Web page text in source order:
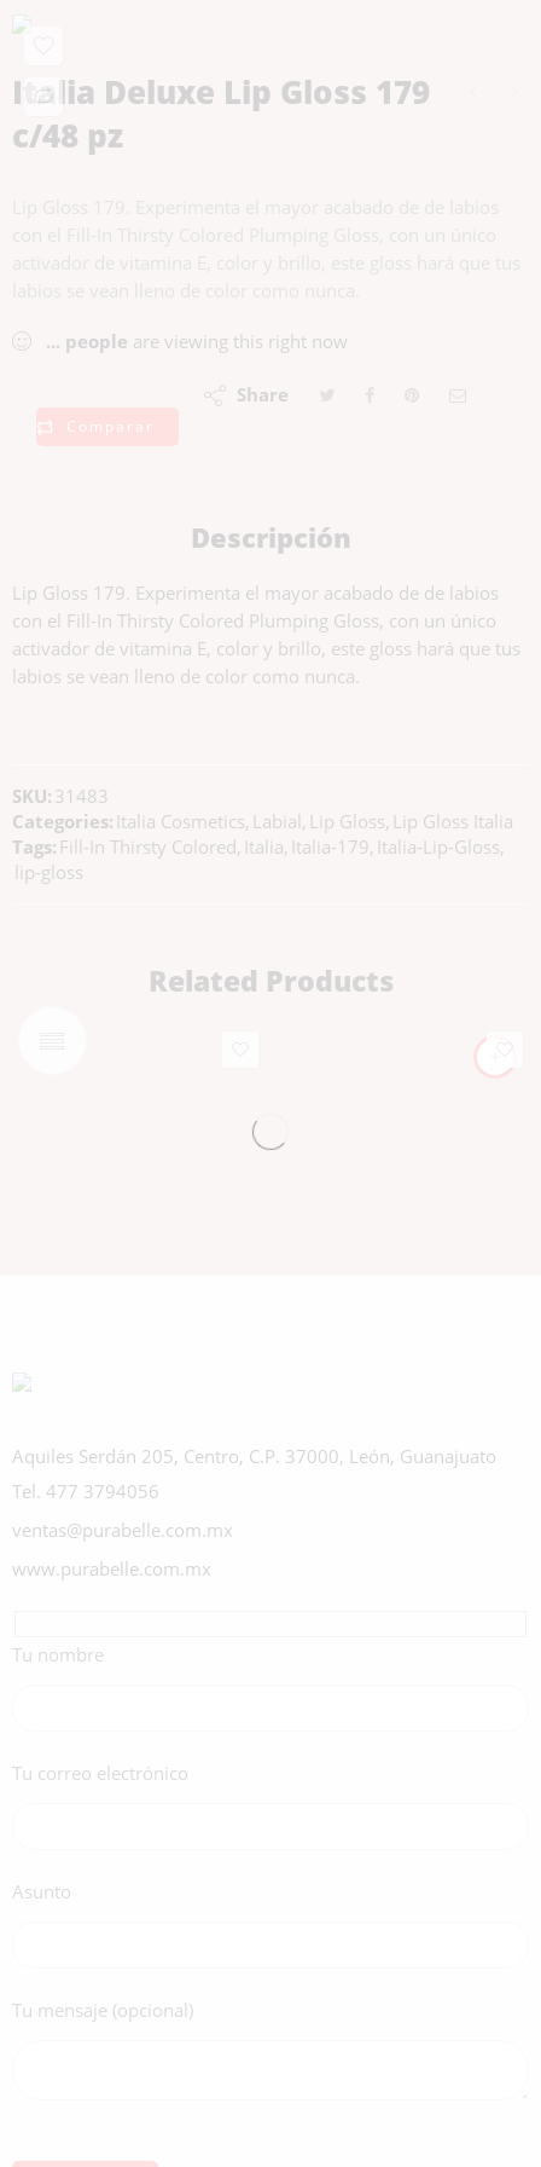
Italia Deluxe Lip Gloss 179
c/48 pz
... people are viewing this right now
Comparar
Share
Descripción
Lip Gloss 179. Experimenta el mayor acabado de de labios
con el Fill-In Thirsty Colored Plumping Gloss, con un único
activador de vitamina E, color y brillo, este gloss hará que tus
labios se vean lleno de color como nunca.
SKU: 31483
Categories: Italia Cosmetics, Labial, Lip Gloss, Lip Gloss Italia
Tags: Fill-In Thirsty Colored, Italia, Italia-179, Italia-Lip-Gloss,
lip-gloss
Related Products
Aquiles Serdán 205, Centro, C.P. 37000, León, Guanajuato
Tel. 477 3794056
ventas@purabelle.com.mx
www.purabelle.com.mx
Tu nombre
Tu correo electrónico
Asunto
Tu mensaje (opcional)